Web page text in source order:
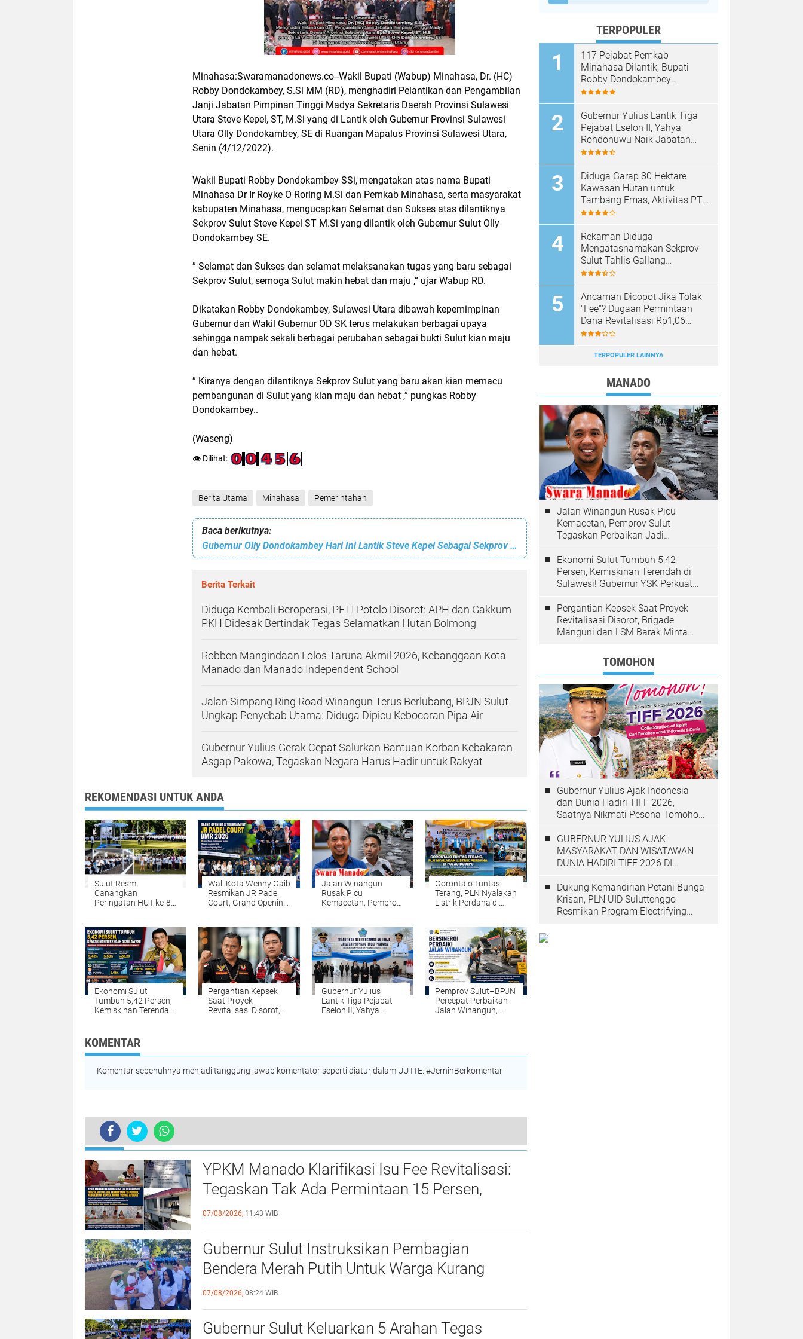
Minahasa:Swaramanadonews.co--Wakil Bupati (Wabup) Minahasa, Dr. (HC)
Robby Dondokambey, S.Si MM (RD), menghadiri Pelantikan dan Pengambilan
Janji Jabatan Pimpinan Tinggi Madya Sekretaris Daerah Provinsi Sulawesi
Utara Steve Kepel, ST, M.Si yang di Lantik oleh Gubernur Provinsi Sulawesi
Utara Olly Dondokambey, SE di Ruangan Mapalus Provinsi Sulawesi Utara,
Senin (4/12/2022).
Wakil Bupati Robby Dondokambey SSi, mengatakan atas nama Bupati
Minahasa Dr Ir Royke O Roring M.Si dan Pemkab Minahasa, serta masyarakat
kabupaten Minahasa, mengucapkan Selamat dan Sukses atas dilantiknya
Sekprov Sulut Steve Kepel ST M.Si yang dilantik oleh Gubernur Sulut Olly
Dondokambey SE.
” Selamat dan Sukses dan selamat melaksanakan tugas yang baru sebagai
Sekprov Sulut, semoga Sulut makin hebat dan maju ,” ujar Wabup RD.
Dikatakan Robby Dondokambey, Sulawesi Utara dibawah kepemimpinan
Gubernur dan Wakil Gubernur OD SK terus melakukan berbagai upaya
sehingga nampak sekali berbagai perubahan sebagai bukti Sulut kian maju
dan hebat.
” Kiranya dengan dilantiknya Sekprov Sulut yang baru akan kian memacu
pembangunan di Sulut yang kian maju dan hebat ,” pungkas Robby
Dondokambey..
(Waseng)
👁️ Dilihat:
Berita Utama Minahasa Pemerintahan
Baca berikutnya:
Gubernur Olly Dondokambey Hari Ini Lantik Steve Kepel Sebagai Sekprov Sulut
Berita Terkait
Diduga Kembali Beroperasi, PETI Potolo Disorot: APH dan Gakkum
PKH Didesak Bertindak Tegas Selamatkan Hutan Bolmong
Robben Mangindaan Lolos Taruna Akmil 2026, Kebanggaan Kota
Manado dan Manado Independent School
Jalan Simpang Ring Road Winangun Terus Berlubang, BPJN Sulut
Ungkap Penyebab Utama: Diduga Dipicu Kebocoran Pipa Air
Gubernur Yulius Gerak Cepat Salurkan Bantuan Korban Kebakaran
Asgap Pakowa, Tegaskan Negara Harus Hadir untuk Rakyat
REKOMENDASI UNTUK ANDA
Sulut Resmi
Canangkan
Peringatan HUT ke-81
Luncurkan Program
Pemutihan Pajak
hingga Pembagian
Jutaan Bibit Kelapa
Wali Kota Wenny Gaib
Resmikan JR Padel
Court, Grand Opening
Kotamobagu
Jalan Winangun
Rusak Picu
Kemacetan, Pemprov
Kewenangan BPJN
Gorontalo Tuntas
Terang, PLN Nyalakan
Listrik Perdana di
Provinsi Gorontalo
Capai 100 Persen
Ekonomi Sulut
Tumbuh 5,42 Persen,
Kemiskinan Terendah
Pembangunan
Inklusif Berbasis
Rakyat
Pergantian Kepsek
Saat Proyek
Revitalisasi Disorot,
Gubernur Yulius
Lantik Tiga Pejabat
Eselon II, Yahya
Pemprov Sulut–BPJN
Percepat Perbaikan
Jalan Winangun,
KOMENTAR
Komentar sepenuhnya menjadi tanggung jawab komentator seperti diatur dalam UU ITE. #JernihBerkomentar
Robby Dondokambey Hadiri Pelantikan Sekdaprof Sulut Steve Kepel di Aula Mapalus
TERKINI
YPKM Manado Klarifikasi Isu Fee Revitalisasi:
Tegaskan Tak Ada Permintaan 15 Persen,
Pergantian Kepsek Murni Sesuai Aturan
07/08/2026, 11:43 WIB
Gubernur Sulut Instruksikan Pembagian
Bendera Merah Putih Untuk Warga Kurang
Mampu, Semangat Kemerdekaan Harus
Dirasakan Semua
07/08/2026, 08:24 WIB
Gubernur Sulut Keluarkan 5 Arahan Tegas
TERPOPULER
117 Pejabat Pemkab
Minahasa Dilantik, Bupati
Robby Dondokambey
Tekankan Integritas dan
Gubernur Yulius Lantik Tiga
Pejabat Eselon II, Yahya
Rondonuwu Naik Jabatan
Pimpin Dinas Pendidikan
Diduga Garap 80 Hektare
Kawasan Hutan untuk
Tambang Emas, Aktivitas PT
Sinar Mobagu Group Diselidiki
Rekaman Diduga
Mengatasnamakan Sekprov
Sulut Tahlis Gallang
Dipastikan Hoaks, Masyarakat
Ancaman Dicopot Jika Tolak
"Fee"? Dugaan Permintaan
Dana Revitalisasi Rp1,06
Miliar di SMK YPKM Manado
Tipikor
TERPOPULER LAINNYA
MANADO
Jalan Winangun Rusak Picu
Kemacetan, Pemprov Sulut
Tegaskan Perbaikan Jadi
Ekonomi Sulut Tumbuh 5,42
Persen, Kemiskinan Terendah di
Sulawesi! Gubernur YSK Perkuat
Rakyat
Pergantian Kepsek Saat Proyek
Revitalisasi Disorot, Brigade
Manguni dan LSM Barak Minta
TOMOHON
Gubernur Yulius Ajak Indonesia
dan Dunia Hadiri TIFF 2026,
Saatnya Nikmati Pesona Tomohon
GUBERNUR YULIUS AJAK
MASYARAKAT DAN WISATAWAN
DUNIA HADIRI TIFF 2026 DI
Dukung Kemandirian Petani Bunga
Krisan, PLN UID Suluttenggo
Resmikan Program Electrifying